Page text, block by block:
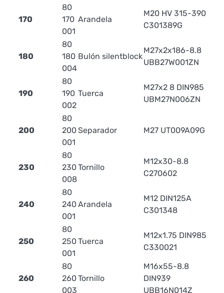
170
80
170
001
Arandela
M20 HV 315-390
C301389G
180
80
180
004
Bulón silentblock
M27x2x186-8.8
UBB27W001ZN
190
80
190
002
Tuerca
M27x2 8 DIN985
UBM27N006ZN
200
80
200
001
Separador M27 UT009A09G
230
80
230
008
Tornillo
M12x30-8.8
C270602
240
80
240
001
Arandela
M12 DIN125A
C301348
250
80
250
001
Tuerca
M12x1.75 DIN985
C330021
260
80
260
003
Tornillo
M16x55-8.8
DIN939
UBB16N014Z